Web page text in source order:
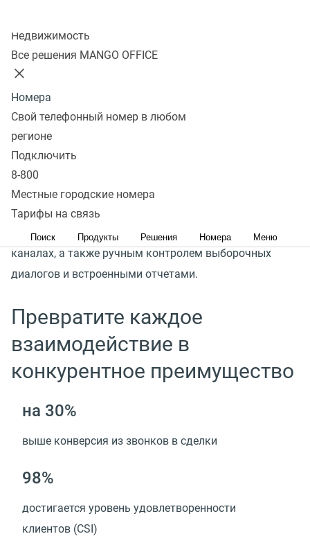
Недвижимость
Все решения MANGO OFFICE
Номера
Свой телефонный номер в любом
регионе
Подключить
8-800
Местные городские номера
Тарифы на связь
Поиск Продукты Решения Номера Меню
каждый диалог долго, дорого, неэффективно,
Модуль
предлагает единую систему управления
коммуникациями: автоматическую оценку 100%
диалогов в режиме реального времени, учетом
обратной связи от клиентов в голосовых и текстовых
каналах, а также ручным контролем выборочных
диалогов и встроенными отчетами.
Превратите каждое
взаимодействие в
конкурентное преимущество
на 30%
выше конверсия из звонков в сделки
98%
достигается уровень удовлетворенности
клиентов (CSI)